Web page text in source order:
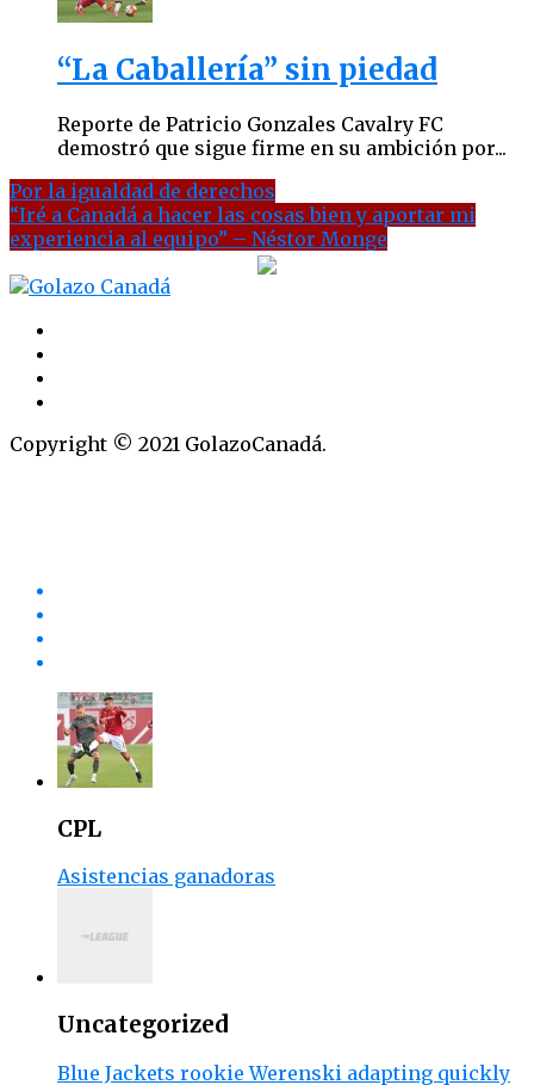
“La Caballería” sin piedad
Reporte de Patricio Gonzales Cavalry FC
demostró que sigue firme en su ambición por...
Por la igualdad de derechos
“Iré a Canadá a hacer las cosas bien y aportar mi
experiencia al equipo” – Néstor Monge
Copyright © 2021 GolazoCanadá.
CPL
Asistencias ganadoras
Uncategorized
Blue Jackets rookie Werenski adapting quickly